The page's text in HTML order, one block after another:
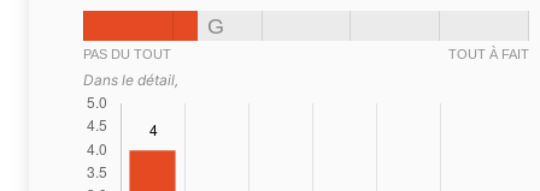
G
PAS DU TOUT TOUT À FAIT
Dans le détail,